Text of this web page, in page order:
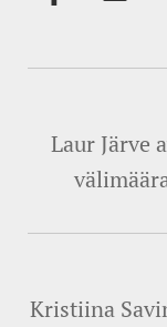
Laur Järve
Kristiina